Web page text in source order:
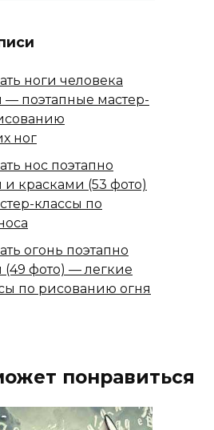
ноги человека
поэтапные мастер-
ног
нос поэтапно
красками (53 фото)
классы по
огонь поэтапно
фото) — легкие
по рисованию огня
понравиться